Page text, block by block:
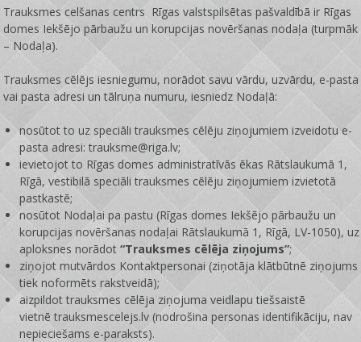
Trauksmes celšanas centrs Rīgas valstspilsētas pašvaldībā ir Rīgas
domes Iekšējo pārbaužu un korupcijas novēršanas nodaļa (turpmāk
– Nodaļa).
Trauksmes cēlējs iesniegumu, norādot savu vārdu, uzvārdu, e-pasta
vai pasta adresi un tālruņa numuru, iesniedz Nodaļā:
nosūtot to uz speciāli trauksmes cēlēju ziņojumiem izveidotu e-
pasta adresi: trauksme@riga.lv;
ievietojot to Rīgas domes administratīvās ēkas Rātslaukumā 1,
Rīgā, vestibilā speciāli trauksmes cēlēju ziņojumiem izvietotā
pastkastē;
nosūtot Nodaļai pa pastu (Rīgas domes Iekšējo pārbaužu un
korupcijas novēršanas nodaļai Rātslaukumā 1, Rīgā, LV-1050), uz
aploksnes norādot“Trauksmes cēlēja ziņojums”;
ziņojot mutvārdos Kontaktpersonai (ziņotāja klātbūtnē ziņojums
tiek noformēts rakstveidā);
aizpildot trauksmes cēlēja ziņojuma veidlapu tiešsaistē
vietnētrauksmescelejs.lv (nodrošina personas identifikāciju, nav
nepieciešams e-paraksts).